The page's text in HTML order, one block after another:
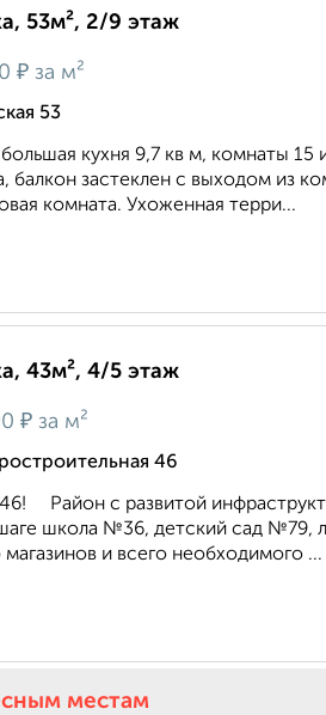
53м², 2/9 этаж
₽ за м²
53
кухня 9,7 кв м, комнаты 15
балкон застеклен с выходом из
комната. Ухоженная терри...
43м², 4/5 этаж
₽ за м²
46
46! Район с развитой
шаге школа №36, детский сад
и всего необходимого ...
местам